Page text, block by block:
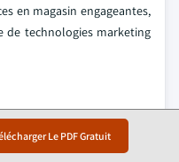
Le PDF Gratuit
en magasin engageantes,
de technologies marketing
solutions d'affichage
destinées à la
L'entreprise met